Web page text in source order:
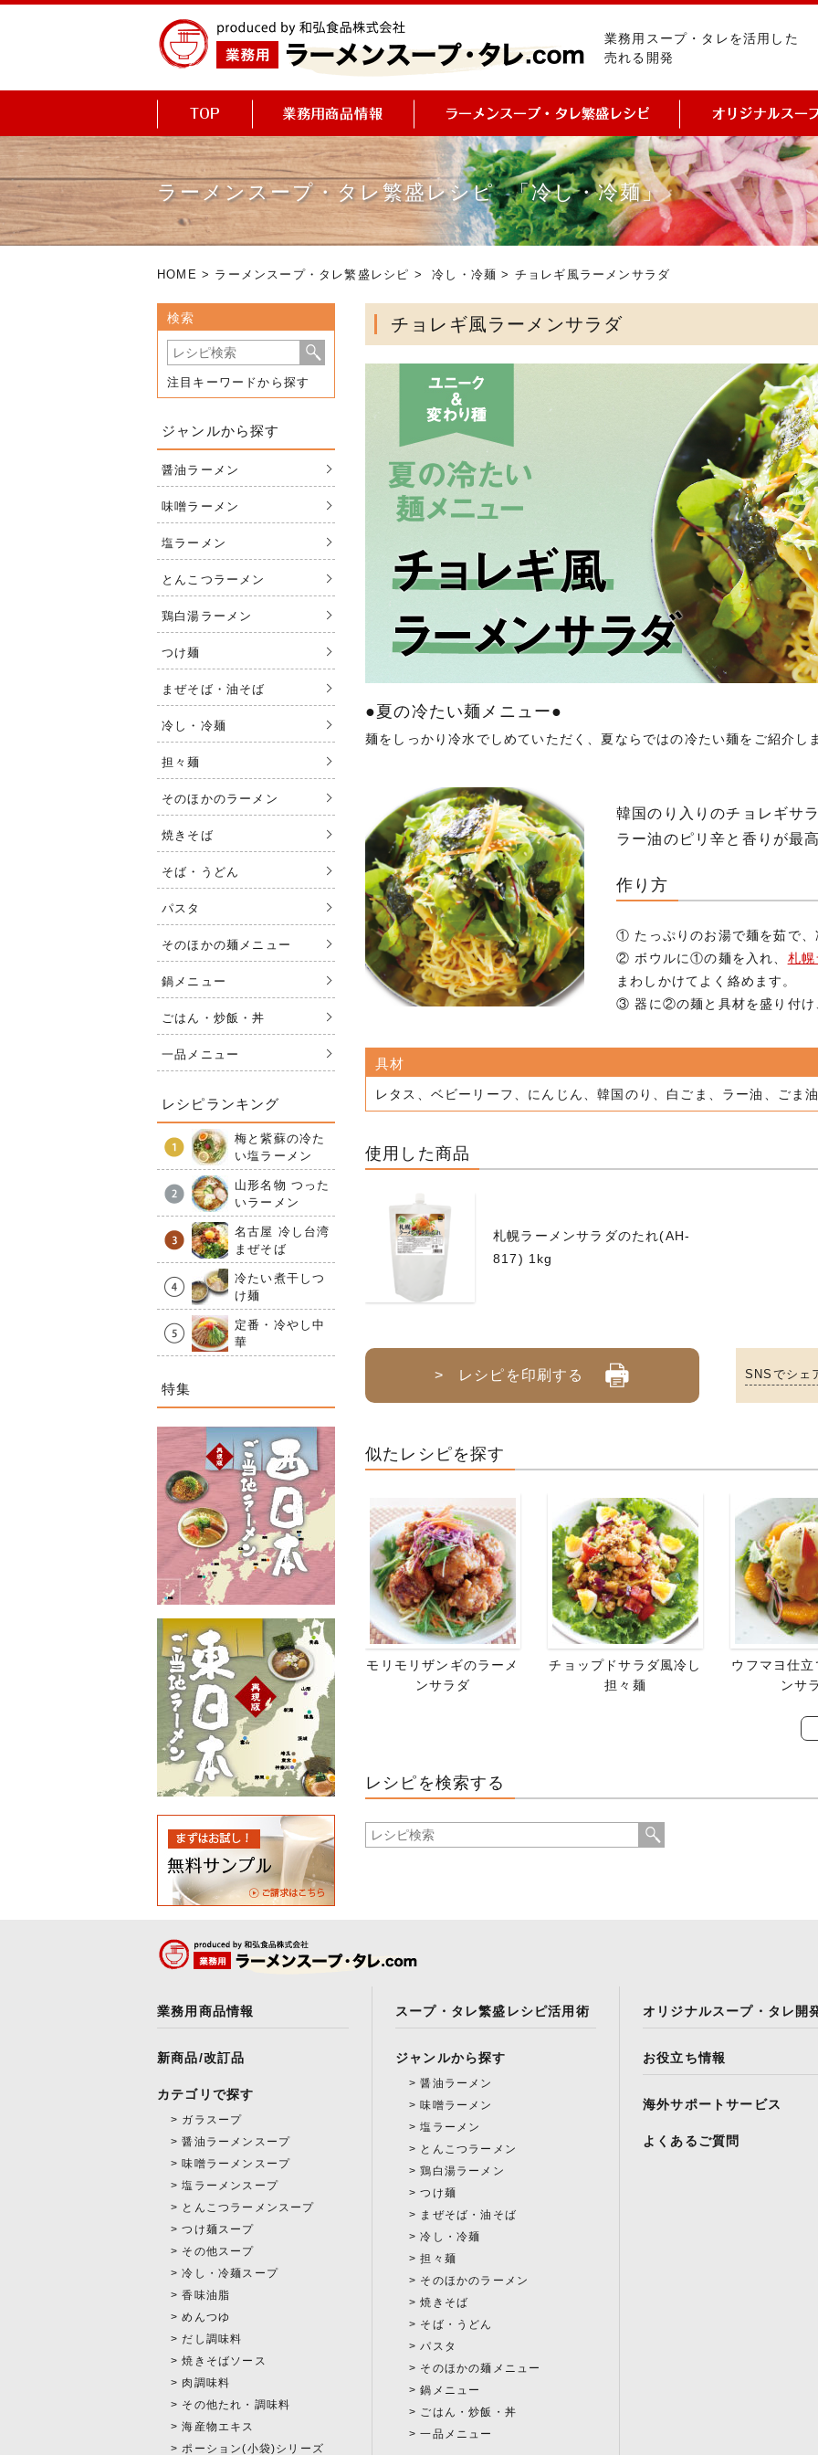
業務用スープ・タレを活用した
売れる開発
ラーメンスープ・タレ繁盛レシピ 「冷し・冷麺」
HOME > ラーメンスープ・タレ繁盛レシピ >冷し・冷麺 > チョレギ風ラーメンサラダ
チョレギ風ラーメンサラダ
●夏の冷たい麺メニュー●
麺をしっかり冷水でしめていただく、夏ならではの冷たい麺をご紹介し
韓国のり入りのチョレギサ
ラー油のピリ辛と香りが最
作り方
① たっぷりのお湯で麺を茹で、
② ボウルに①の麺を入れ、 札
まわしかけてよく絡めます。
③ 器に②の麺と具材を盛り付け
具材
レタス、ベビーリーフ、にんじん、韓国のり、白ごま、ラー油、ごま
使用した商品
札幌ラーメンサラダのたれ(AH-
817) 1kg
> レシピを印刷する SNSでシェ
似たレシピを探す
モリモリザンギのラーメ
ンサラダ
チョップドサラダ風冷し
担々麺
ウフマヨ仕
ンサ
レシピを検索する
検索
注目キーワードから探す
ジャンルから探す
醤油ラーメン
味噌ラーメン
塩ラーメン
とんこつラーメン
鶏白湯ラーメン
つけ麺
まぜそば・油そば
冷し・冷麺
担々麺
そのほかのラーメン
焼きそば
そば・うどん
パスタ
そのほかの麺メニュー
鍋メニュー
ごはん・炒飯・丼
一品メニュー
レシピランキング
梅と紫蘇の冷た
い塩ラーメン
山形名物 つった
いラーメン
名古屋 冷し台湾
まぜそば
冷たい煮干しつ
け麺
定番・冷やし中
華
特集
業務用商品情報
新商品/改訂品
カテゴリで探す
ガラスープ
醤油ラーメンスープ
味噌ラーメンスープ
塩ラーメンスープ
とんこつラーメンスープ
つけ麺スープ
その他スープ
冷し・冷麺スープ
香味油脂
めんつゆ
だし調味料
焼きそばソース
肉調味料
その他たれ・調味料
海産物エキス
ポーション(小袋)シリーズ
スープ・タレ繁盛レシピ活用術
ジャンルから探す
醤油ラーメン
味噌ラーメン
塩ラーメン
とんこつラーメン
鶏白湯ラーメン
つけ麺
まぜそば・油そば
冷し・冷麺
担々麺
そのほかのラーメン
焼きそば
そば・うどん
パスタ
そのほかの麺メニュー
鍋メニュー
ごはん・炒飯・丼
一品メニュー
オリジナルスープ・タレ開
お役立ち情報
海外サポートサービス
よくあるご質問